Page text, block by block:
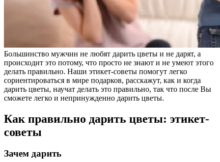
Большинство мужчин не любят дарить цветы и не дарят, а
происходит это потому, что просто не знают и не умеют этого
делать правильно. Наши этикет-советы помогут легко
сориентироваться в мире подарков, расскажут, как и когда
дарить цветы, научат делать это правильно, так что после Вы
сможете легко и непринужденно дарить цветы.
Как правильно дарить цветы: этикет-
советы
Зачем дарить